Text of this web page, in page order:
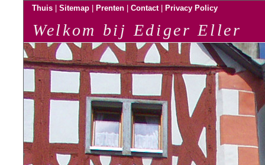
Thuis Sitemap Prenten Contact Privacy Policy
Welkom bij Ediger Eller